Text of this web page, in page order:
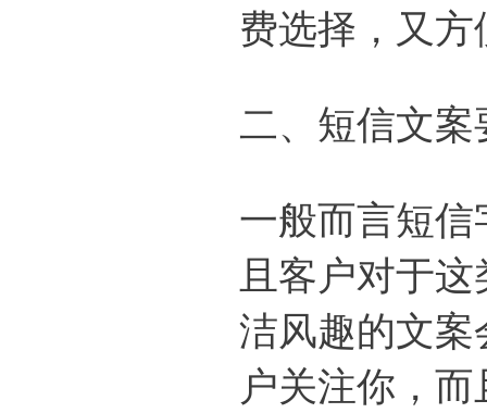
费选择，又
二、短信文
一般而言短
且客户对于
洁风趣的文
户关注你，